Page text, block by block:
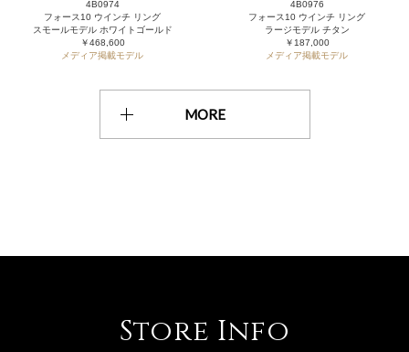
4B0974
フォース10 ウインチ リング
スモールモデル ホワイトゴールド
￥468,600
メディア掲載モデル
4B0976
フォース10 ウインチ リング
ラージモデル チタン
￥187,000
メディア掲載モデル
MORE
Store Info